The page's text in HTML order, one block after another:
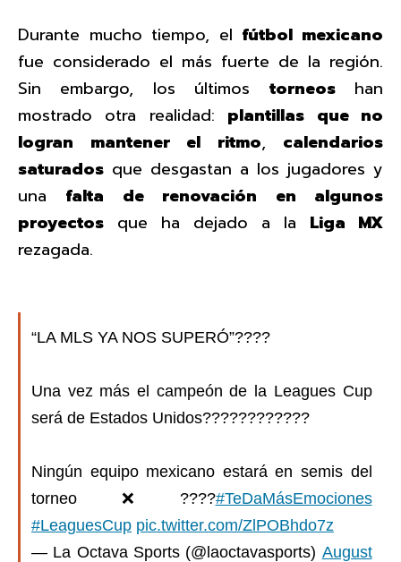
Durante mucho tiempo, el fútbol mexicano
fue considerado el más fuerte de la región.
Sin embargo, los últimos torneoshan
mostrado otra realidad: plantillas que no
logran mantener el ritmo, calendarios
saturados que desgastan a los jugadores y
una falta de renovación en algunos
proyectos que ha dejado a la Liga MX
rezagada.
“LA MLS YA NOS SUPERÓ”????
Una vez más el campeón de la Leagues Cup
será de Estados Unidos????????????
Ningún equipo mexicano estará en semis del
torneo❌????#TeDaMásEmociones
#LeaguesCup pic.twitter.com/ZlPOBhdo7z
— La Octava Sports (@laoctavasports) August